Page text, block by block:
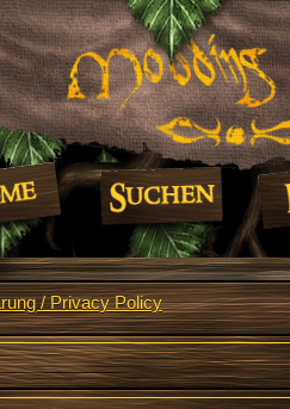
/ Privacy Policy